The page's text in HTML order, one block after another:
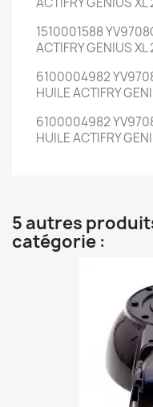
1510001588
ACTIFRY GENIUS XL
6100004982
HUILE ACTIFRY
6100004982
HUILE ACTIFRY
5 autres
catégorie :